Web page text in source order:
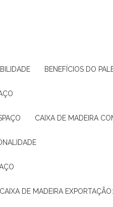
BENEFÍCIOS DO
CAIXA DE MADEIRA
CAIXA DE MADEIRA